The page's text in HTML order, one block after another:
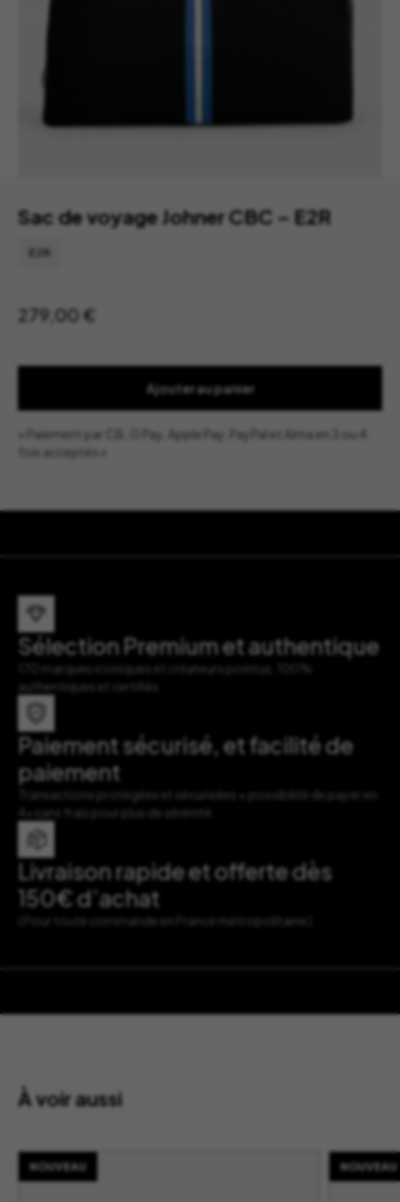
Sac de voyage Johner CBC – E2R
279,00 €
Ajouter au panier
« Paiement par CB, G Pay, Apple Pay, PayPal et Alma en 3 ou 4
fois acceptés »
Sélection Premium et authentique
170 marques iconiques et créateurs pointus, 100%
authentiques et certifiés
Paiement sécurisé, et facilité de
paiement
Transactions protégées et sécurisées + possibilité de payer en
4x sans frais pour plus de sérénité.
Livraison rapide et offerte dès
150€ d’achat
( Pour toute commande en France métropolitaine )
À voir aussi
NOUVEAU NOUVEAU